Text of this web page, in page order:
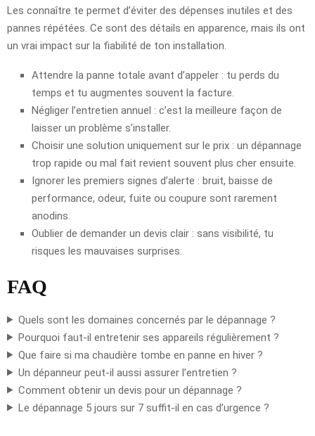
Les connaître te permet d’éviter des dépenses inutiles et des
pannes répétées. Ce sont des détails en apparence, mais ils ont
un vrai impact sur la fiabilité de ton installation.
Attendre la panne totale avant d’appeler : tu perds du
temps et tu augmentes souvent la facture.
Négliger l’entretien annuel : c’est la meilleure façon de
laisser un problème s’installer.
Choisir une solution uniquement sur le prix : un dépannage
trop rapide ou mal fait revient souvent plus cher ensuite.
Ignorer les premiers signes d’alerte : bruit, baisse de
performance, odeur, fuite ou coupure sont rarement
anodins.
Oublier de demander un devis clair : sans visibilité, tu
risques les mauvaises surprises.
FAQ
Quels sont les domaines concernés par le dépannage ?
Pourquoi faut-il entretenir ses appareils régulièrement ?
Que faire si ma chaudière tombe en panne en hiver ?
Un dépanneur peut-il aussi assurer l’entretien ?
Comment obtenir un devis pour un dépannage ?
Le dépannage 5 jours sur 7 suffit-il en cas d’urgence ?